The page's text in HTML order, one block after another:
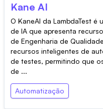
Kane AI
O KaneAI da LambdaTest é
de IA que apresenta
de Engenharia de
recursos inteligentes de
de testes, permitindo que
de ...
Automatização